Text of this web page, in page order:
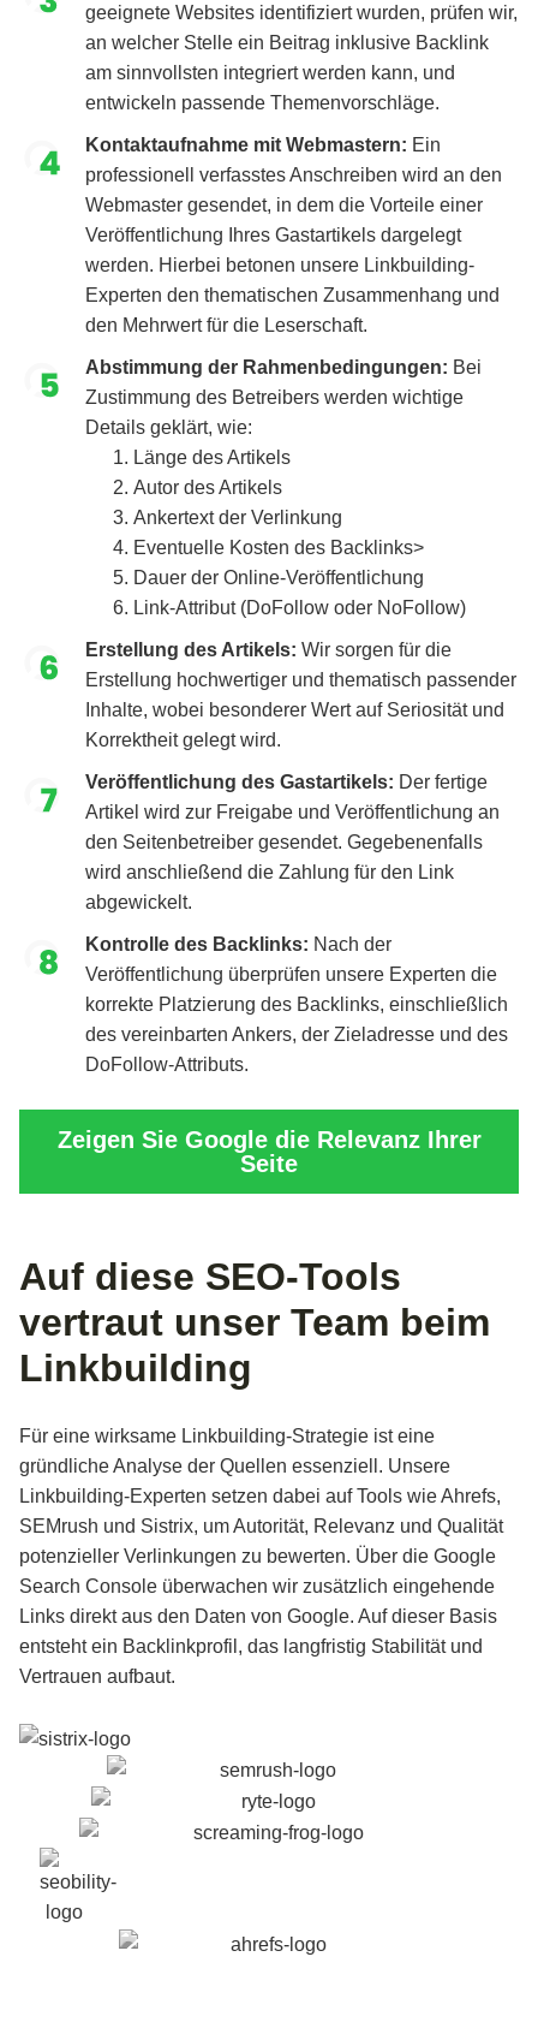
geeignete Websites identifiziert wurden, prüfen wir,
an welcher Stelle ein Beitrag inklusive Backlink
am sinnvollsten integriert werden kann, und
entwickeln passende Themenvorschläge.
Kontaktaufnahme mit Webmastern: Ein
professionell verfasstes Anschreiben wird an den
Webmaster gesendet, in dem die Vorteile einer
Veröffentlichung Ihres Gastartikels dargelegt
werden. Hierbei betonen unsere Linkbuilding-
Experten den thematischen Zusammenhang und
den Mehrwert für die Leserschaft.
Abstimmung der Rahmenbedingungen: Bei
Zustimmung des Betreibers werden wichtige
Details geklärt, wie:
Länge des Artikels
Autor des Artikels
Ankertext der Verlinkung
Eventuelle Kosten des Backlinks>
Dauer der Online-Veröffentlichung
Link-Attribut (DoFollow oder NoFollow)
Erstellung des Artikels: Wir sorgen für die
Erstellung hochwertiger und thematisch passender
Inhalte, wobei besonderer Wert auf Seriosität und
Korrektheit gelegt wird.
Veröffentlichung des Gastartikels: Der fertige
Artikel wird zur Freigabe und Veröffentlichung an
den Seitenbetreiber gesendet. Gegebenenfalls
wird anschließend die Zahlung für den Link
abgewickelt.
Kontrolle des Backlinks: Nach der
Veröffentlichung überprüfen unsere Experten die
korrekte Platzierung des Backlinks, einschließlich
des vereinbarten Ankers, der Zieladresse und des
DoFollow-Attributs.
Zeigen Sie Google die Relevanz Ihrer
Seite
Auf diese SEO-Tools
vertraut unser Team beim
Linkbuilding
Für eine wirksame Linkbuilding-Strategie ist eine
gründliche Analyse der Quellen essenziell. Unsere
Linkbuilding-Experten setzen dabei auf Tools wie Ahrefs,
SEMrush und Sistrix, um Autorität, Relevanz und Qualität
potenzieller Verlinkungen zu bewerten. Über die Google
Search Console überwachen wir zusätzlich eingehende
Links direkt aus den Daten von Google. Auf dieser Basis
entsteht ein Backlinkprofil, das langfristig Stabilität und
Vertrauen aufbaut.